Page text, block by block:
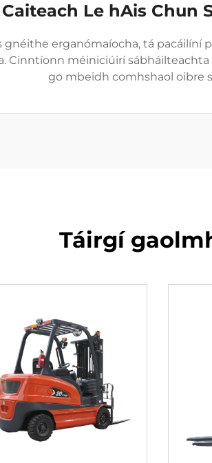
Le hAis Chun
erganómaíocha, tá pacáilíní
Cinntíonn méiniciúirí
go mbeidh comhshaol oibre
Táirgí